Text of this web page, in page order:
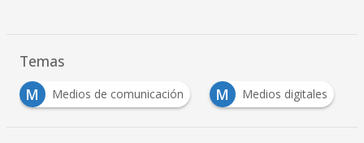
Temas
M
Medios de comunicación M Medios digitales